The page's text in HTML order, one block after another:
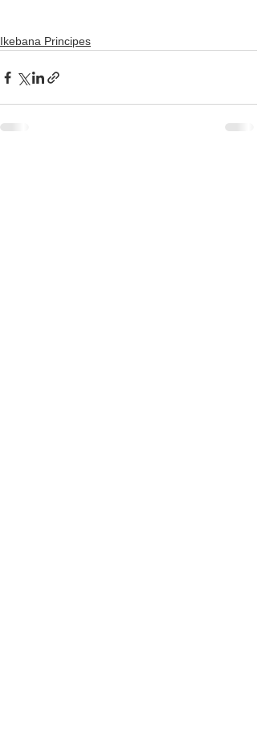
Ikebana Principes